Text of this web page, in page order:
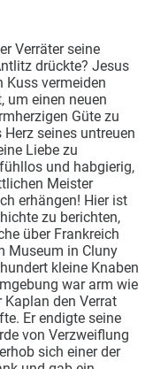
Verräter seine
drückte? Jesus
Kuss vermeiden
um einen neuen
Güte zu
seines untreuen
Liebe zu
und habgierig,
Meister
erhängen! Hier ist
zu berichten,
über Frankreich
Museum in Cluny
kleine Knaben
war arm wie
Kaplan den Verrat
Er endigte seine
von Verzweiflung
sich einer der